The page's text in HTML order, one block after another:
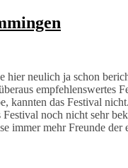
hier neulich ja schon
kannten das Festival
noch nicht sehr
immer mehr Freunde